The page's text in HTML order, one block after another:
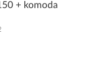
+ komoda